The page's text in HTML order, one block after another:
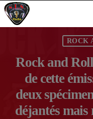
ROCK
Rock and
de cette
deux
déjantés